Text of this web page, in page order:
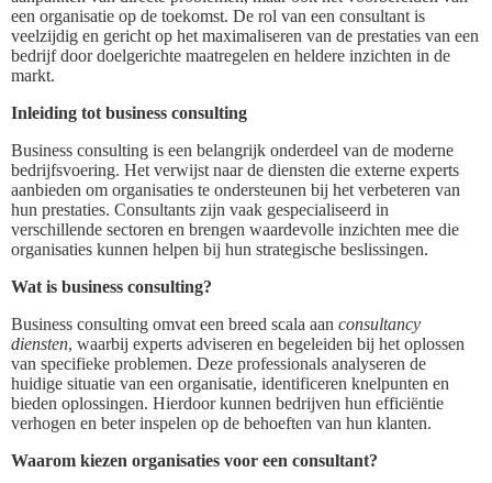
een organisatie op de toekomst. De rol van een consultant is
veelzijdig en gericht op het maximaliseren van de prestaties van een
bedrijf door doelgerichte maatregelen en heldere inzichten in de
markt.
Inleiding tot business consulting
Business consulting is een belangrijk onderdeel van de moderne
bedrijfsvoering. Het verwijst naar de diensten die externe experts
aanbieden om organisaties te ondersteunen bij het verbeteren van
hun prestaties. Consultants zijn vaak gespecialiseerd in
verschillende sectoren en brengen waardevolle inzichten mee die
organisaties kunnen helpen bij hun strategische beslissingen.
Wat is business consulting?
Business consulting omvat een breed scala aan consultancy
diensten, waarbij experts adviseren en begeleiden bij het oplossen
van specifieke problemen. Deze professionals analyseren de
huidige situatie van een organisatie, identificeren knelpunten en
bieden oplossingen. Hierdoor kunnen bedrijven hun efficiëntie
verhogen en beter inspelen op de behoeften van hun klanten.
Waarom kiezen organisaties voor een consultant?